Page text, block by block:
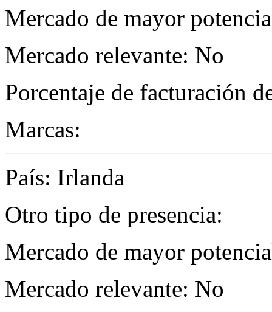
Mercado de mayor
Mercado relevante: No
Porcentaje de facturación
Marcas:
País: Irlanda
Otro tipo de presencia:
Mercado de mayor
Mercado relevante: No